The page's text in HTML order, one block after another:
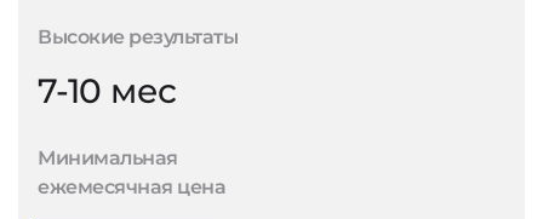
Высокие результаты
7-10 мес
Минимальная
ежемесячная цена